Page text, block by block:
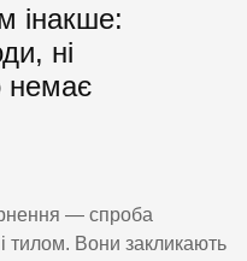
інакше:
ні
немає
— спроба
тилом. Вони закликають